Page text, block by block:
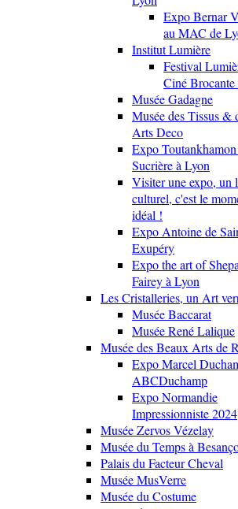
Expo Bernar
au MAC de
Institut Lumière
Festival
Ciné
Musée Gadagne
Musée des Tissus &
Arts Deco
Expo
Sucrière à Lyon
Visiter une expo, un
culturel, c'est le
idéal !
Expo Antoine de
Exupéry
Expo the art of
Fairey à Lyon
Les Cristalleries, un Art
Musée Baccarat
Musée René Lalique
Musée des Beaux Arts de
Expo Marcel
ABCDuchamp
Expo Normandie
Impressionniste 2024
Musée Zervos Vézelay
Musée du Temps à
Palais du Facteur Cheval
Musée MusVerre
Musée du Costume